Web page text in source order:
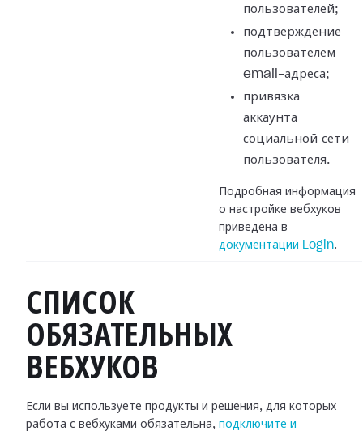
пользователей;
подтверждение
пользователем
email-адреса;
привязка
аккаунта
социальной сети
пользователя.
Подробная информация
о настройке вебхуков
приведена в
документации Login.
СПИСОК
ОБЯЗАТЕЛЬНЫХ
ВЕБХУКОВ
Если вы используете продукты и решения, для которых
работа с вебхуками обязательна, подключите и